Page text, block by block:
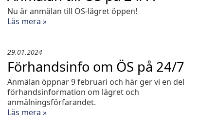
Nu är anmälan till ÖS-lägret öppen!
Läs mera »
Förhandsinfo om ÖS på 24/7
Anmälan öppnar 9 februari och här ger vi en del
förhandsinformation om lägret och
anmälningsförfarandet.
Läs mera »
29.01.2024